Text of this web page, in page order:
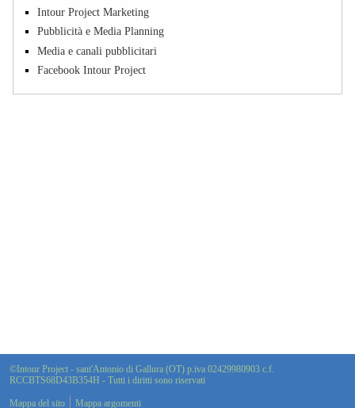
Intour Project Marketing
Pubblicità e Media Planning
Media e canali pubblicitari
Facebook Intour Project
©Intour Project - sant'Antonio di Gallura (OT) p.iva 02429980903 c.f.
RCCBTS68D43B354H - Tutti i diritti sono riservati
Mappa del sito Mappa argomenti